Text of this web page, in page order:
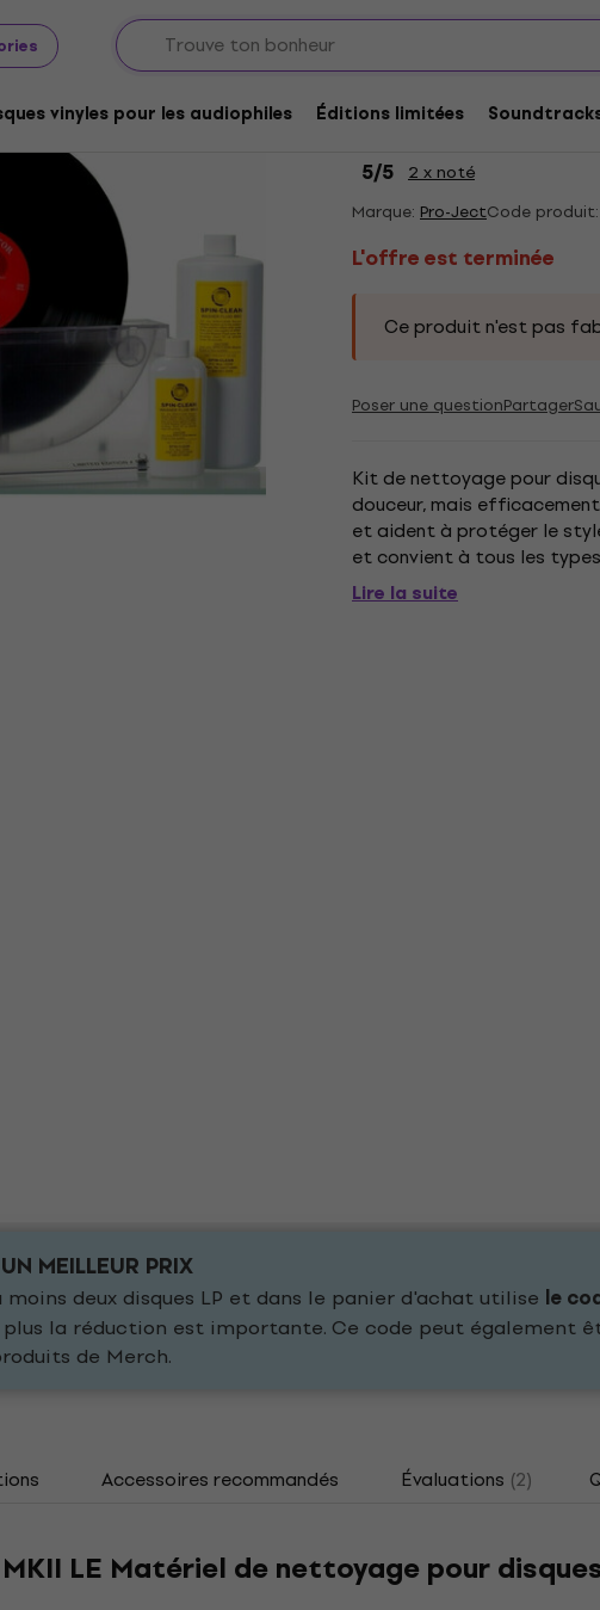
vinyles pour les audiophiles Éditions limitées
vinyle Matériel de nettoyage pour disques LP
L'offre est terminée
Pro-Ject Spin
5/5 2 x noté
Marque: Pro-JectCode produit:
L'offre est terminée
Ce produit n'est pas
Poser une questionPartager
Kit de nettoyage pour
douceur, mais
et aident à protéger le
et convient à tous les types
kit Deluxe «Clear» Spin-
Lire la suite
MEILLEUR PRIX
moins deux disques LP et dans le panier d'achat utilise le
la réduction est importante. Ce code peut également
de Merch.
Accessoires recommandés Évaluations (2)
LE Matériel de nettoyage pour